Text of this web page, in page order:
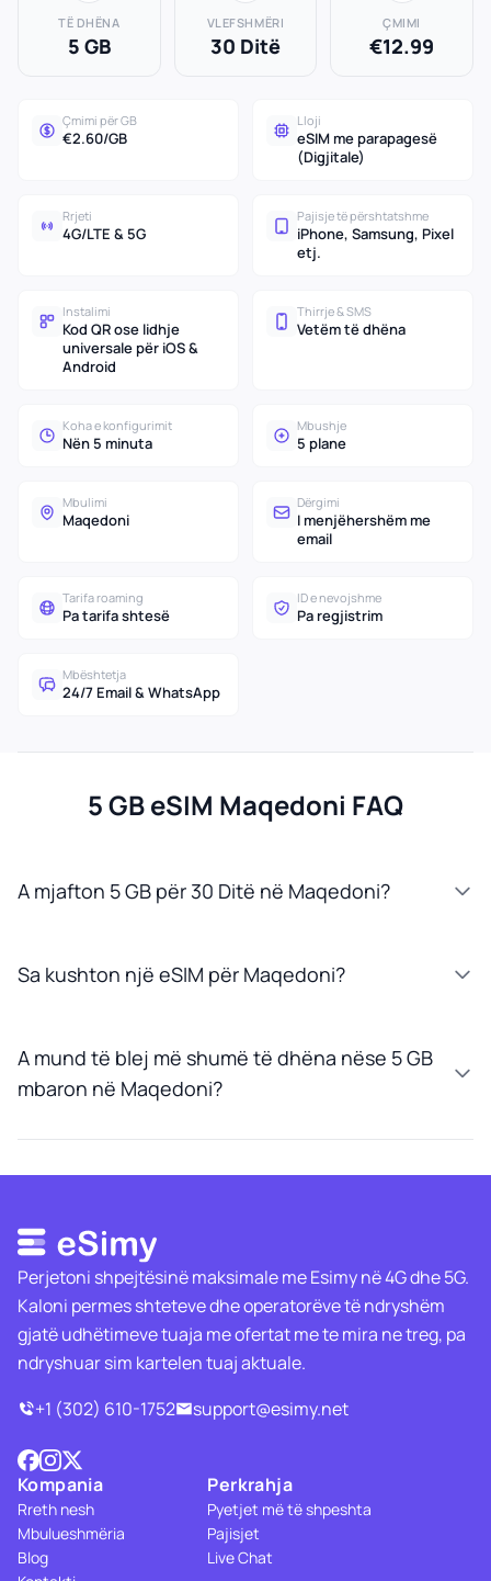
TË DHËNA
5 GB
VLEFSHMËRI
30 Ditë
ÇMIMI
€12.99
Çmimi për GB
€2.60/GB
Lloji
eSIM me parapagesë
(Digjitale)
Rrjeti
4G/LTE & 5G
Pajisje të përshtatshme
iPhone, Samsung, Pixel
etj.
Instalimi
Kod QR ose lidhje
universale për iOS &
Android
Thirrje & SMS
Vetëm të dhëna
Koha e konfigurimit
Nën 5 minuta
Mbushje
5 plane
Mbulimi
Maqedoni
Dërgimi
I menjëhershëm me
email
Tarifa roaming
Pa tarifa shtesë
ID e nevojshme
Pa regjistrim
Mbështetja
24/7 Email & WhatsApp
5 GB eSIM Maqedoni FAQ
A mjafton 5 GB për 30 Ditë në Maqedoni?
Sa kushton një eSIM për Maqedoni?
A mund të blej më shumë të dhëna nëse 5 GB
mbaron në Maqedoni?
Perjetoni shpejtësinë maksimale me Esimy në 4G dhe 5G.
Kaloni permes shteteve dhe operatorëve të ndryshëm
gjatë udhëtimeve tuaja me ofertat me te mira ne treg, pa
ndryshuar sim kartelen tuaj aktuale.
+1 (302) 610-1752
support@esimy.net
Kompania
Rreth nesh
Mbulueshmëria
Blog
Perkrahja
Pyetjet më të shpeshta
Pajisjet
Live Chat